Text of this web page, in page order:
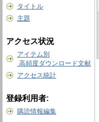
タイトル
主題
アクセス状況
アイテム別
高頻度ダウンロード文献
アクセス統計
登録利用者:
購読情報編集